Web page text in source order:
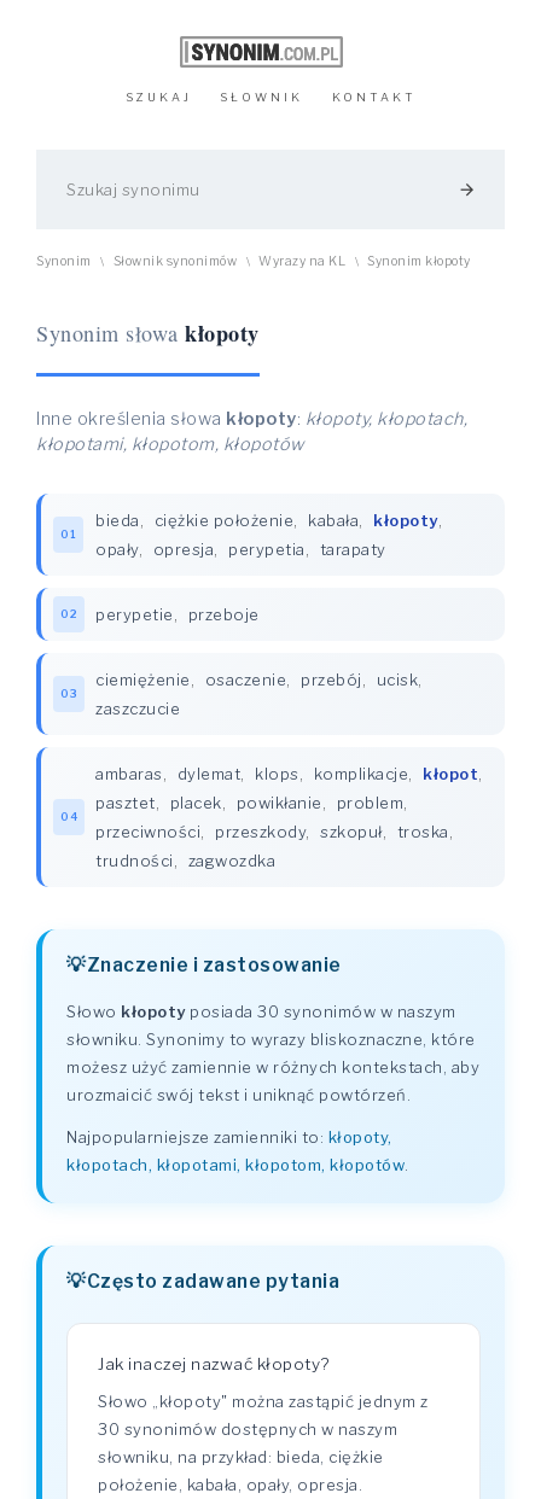
SZUKAJ SŁOWNIK KONTAKT
arrow_forward
Synonim \ Słownik synonimów \ Wyrazy na KL \ Synonim kłopoty
Synonim słowa kłopoty
Inne określenia słowa kłopoty: kłopoty, kłopotach,
kłopotami, kłopotom, kłopotów
01
bieda ciężkie położenie kabała kłopoty,
opały, opresja perypetia tarapaty
02 perypetie przeboje
03
ciemiężenie osaczenie przebój ucisk
zaszczucie
04
ambaras dylemat klops komplikacje kłopot
pasztet
placek powikłanie problem
przeciwności
przeszkody, szkopuł, troska
trudności
zagwozdka
Znaczenie i zastosowanie
Słowo kłopotyposiada 30 synonimów w naszym
słowniku. Synonimy to wyrazy bliskoznaczne, które
możesz użyć zamiennie w różnych kontekstach, aby
urozmaicić swój tekst i uniknąć powtórzeń.
Najpopularniejsze zamienniki to: kłopoty,
kłopotach, kłopotami, kłopotom, kłopotów
Często zadawane pytania
Jak inaczej nazwać kłopoty?
Słowo „kłopoty" można zastąpić jednym z
30 synonimów dostępnych w naszym
słowniku, na przykład: bieda, ciężkie
położenie, kabała, opały, opresja.